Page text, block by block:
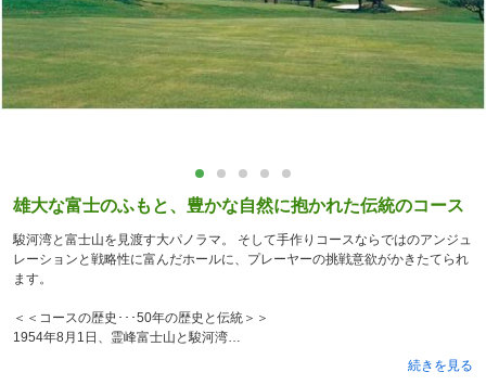
雄大な富士のふもと、豊かな自然に抱かれた伝統のコース
駿河湾と富士山を見渡す大パノラマ。 そして手作りコースならではのアンジュ
レーションと戦略性に富んだホールに、プレーヤーの挑戦意欲がかきたてられ
ます。
＜＜コースの歴史･･･50年の歴史と伝統＞＞
1954年8月1日、霊峰富士山と駿河湾
続きを見る